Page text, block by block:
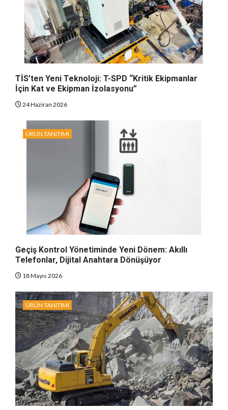
TİS’ten Yeni Teknoloji: T-SPD “Kritik Ekipmanlar
İçin Kat ve Ekipman İzolasyonu”
24 Haziran 2026
ÜRÜN TANITIMI
Geçiş Kontrol Yönetiminde Yeni Dönem: Akıllı
Telefonlar, Dijital Anahtara Dönüşüyor
18 Mayıs 2026
ÜRÜN TANITIMI